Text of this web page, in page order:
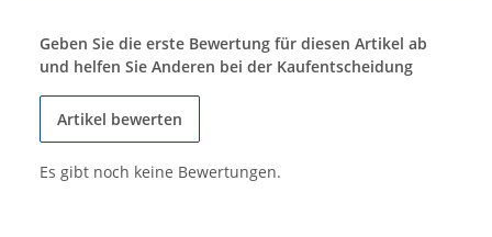
Geben Sie die erste Bewertung für diesen Artikel ab
und helfen Sie Anderen bei der Kaufentscheidung
Artikel bewerten
Es gibt noch keine Bewertungen.